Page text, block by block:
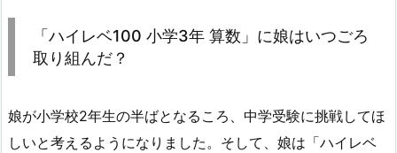
「ハイレベ100 小学3年 算数」に娘はいつごろ
取り組んだ？
娘が小学校2年生の半ばとなるころ、中学受験に挑戦してほ
しいと考えるようになりました。そして、娘は「ハイレベ